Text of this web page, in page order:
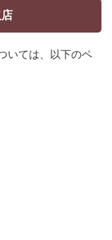
いては、以下のペ